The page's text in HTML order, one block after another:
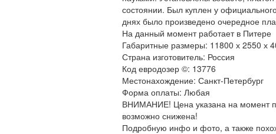
состоянии. Был куплен у
днях было произведено очередное
На данный момент работает в Питере
Габаритные размеры: 11800 х 2550 х
Страна изготовитель: Россия
Код евродозер ©: 13776
Местонахождение: Санкт-Петербург
Форма оплаты: Любая
ВНИМАНИЕ! Цена указана на момент
возможно снижена!
Подробную инфо и фото, а также